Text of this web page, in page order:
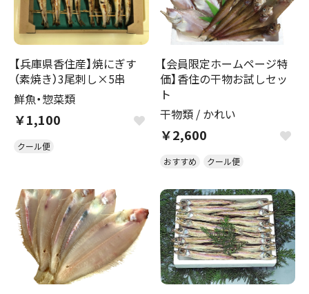
【兵庫県香住産】焼にぎす
（素焼き）3尾刺し×5串
鮮魚・惣菜類
￥1,100
クール便
【会員限定ホームページ特
価】香住の干物お試しセッ
ト
干物類 / かれい
￥2,600
おすすめ クール便